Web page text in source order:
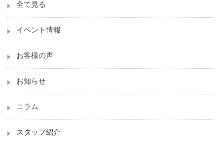
全て見る
イベント情報
お客様の声
お知らせ
コラム
スタッフ紹介